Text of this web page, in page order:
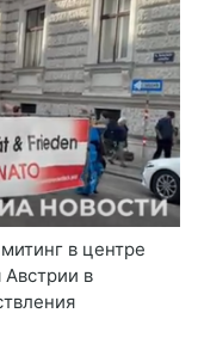
в центре
Австрии в